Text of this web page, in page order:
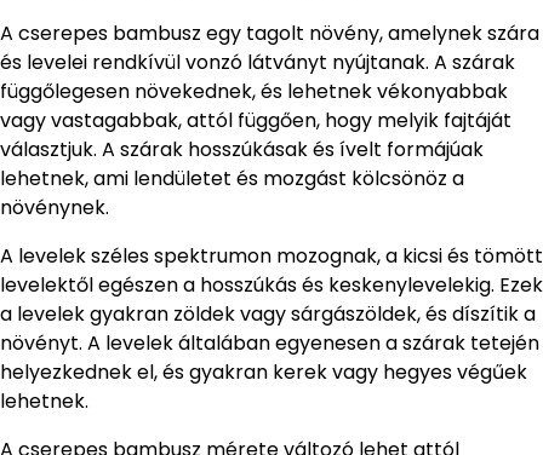
A cserepes bambusz egy tagolt növény, amelynek szára
és levelei rendkívül vonzó látványt nyújtanak. A szárak
függőlegesen növekednek, és lehetnek vékonyabbak
vagy vastagabbak, attól függően, hogy melyik fajtáját
választjuk. A szárak hosszúkásak és ívelt formájúak
lehetnek, ami lendületet és mozgást kölcsönöz a
növénynek.
A levelek széles spektrumon mozognak, a kicsi és tömött
levelektől egészen a hosszúkás és keskenylevelekig. Ezek
a levelek gyakran zöldek vagy sárgászöldek, és díszítik a
növényt. A levelek általában egyenesen a szárak tetején
helyezkednek el, és gyakran kerek vagy hegyes végűek
lehetnek.
A cserepes bambusz mérete változó lehet attól